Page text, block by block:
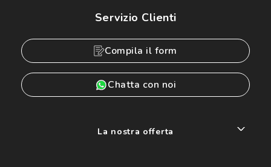
Servizio Clienti
Compila il form
Chatta con noi
La nostra offerta